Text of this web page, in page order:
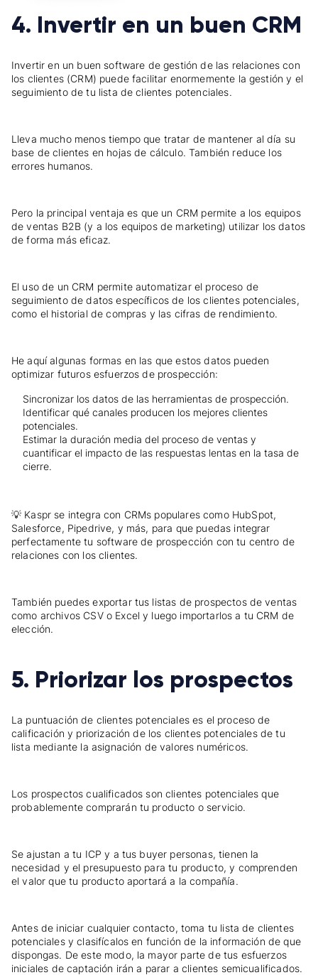
4. Invertir en un buen CRM
Invertir en un buen software de gestión de las relaciones con
los clientes (CRM) puede facilitar enormemente la gestión y el
seguimiento de tu lista de clientes potenciales.
Lleva mucho menos tiempo que tratar de mantener al día su
base de clientes en hojas de cálculo. También reduce los
errores humanos.
Pero la principal ventaja es que un CRM permite a los equipos
de ventas B2B (y a los equipos de marketing) utilizar los datos
de forma más eficaz.
El uso de un CRM permite automatizar el proceso de
seguimiento de datos específicos de los clientes potenciales,
como el historial de compras y las cifras de rendimiento.
He aquí algunas formas en las que estos datos pueden
optimizar futuros esfuerzos de prospección:
Sincronizar los datos de las herramientas de prospección.
Identificar qué canales producen los mejores clientes
potenciales.
Estimar la duración media del proceso de ventas y
cuantificar el impacto de las respuestas lentas en la tasa de
cierre.
💡 Kaspr se integra con CRMs populares como HubSpot,
Salesforce, Pipedrive, y más, para que puedas integrar
perfectamente tu software de prospección con tu centro de
relaciones con los clientes.
También puedes exportar tus listas de prospectos de ventas
como archivos CSV o Excel y luego importarlos a tu CRM de
elección.
5. Priorizar los prospectos
La puntuación de clientes potenciales es el proceso de
calificación y priorización de los clientes potenciales de tu
lista mediante la asignación de valores numéricos.
Los prospectos cualificados son clientes potenciales que
probablemente comprarán tu producto o servicio.
Se ajustan a tu ICP y a tus buyer personas, tienen la
necesidad y el presupuesto para tu producto, y comprenden
el valor que tu producto aportará a la compañía.
Antes de iniciar cualquier contacto, toma tu lista de clientes
potenciales y clasifícalos en función de la información de que
dispongas. De este modo, la mayor parte de tus esfuerzos
iniciales de captación irán a parar a clientes semicualificados.